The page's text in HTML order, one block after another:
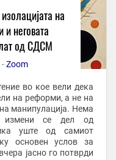
на
неговата
од СДСМ
Zoom
во кое вели дека
на реформи, а не на
манипулација. Нема
измени се дел од
уште од самиот
основен услов за
јасно го потврди